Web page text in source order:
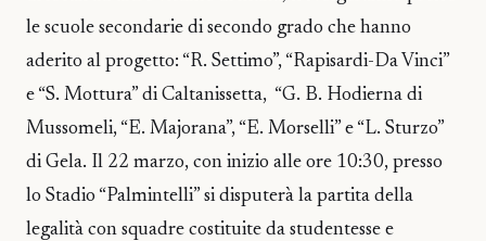
le scuole secondarie di secondo grado che hanno
aderito al progetto: “R. Settimo”, “Rapisardi-Da Vinci”
e “S. Mottura” di Caltanissetta, “G. B. Hodierna di
Mussomeli, “E. Majorana”, “E. Morselli” e “L. Sturzo”
di Gela. Il 22 marzo, con inizio alle ore 10:30, presso
lo Stadio “Palmintelli” si disputerà la partita della
legalità con squadre costituite da studentesse e